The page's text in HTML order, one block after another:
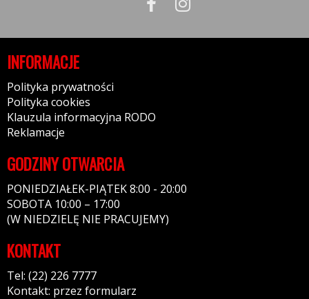
INFORMACJE
Polityka prywatności
Polityka cookies
Klauzula informacyjna RODO
Reklamacje
GODZINY OTWARCIA
PONIEDZIAŁEK-PIĄTEK 8:00 - 20:00
SOBOTA 10:00 – 17:00
(W NIEDZIELĘ NIE PRACUJEMY)
KONTAKT
Tel: (22) 226 7777
Kontakt: przez formularz